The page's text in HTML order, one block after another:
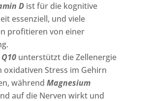
Dist für die kognitive
essenziell, und viele
profitieren von einer
unterstützt die Zellenergie
oxidativen Stress im Gehirn
während Magnesium
auf die Nerven wirkt und